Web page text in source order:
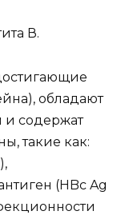
В.
обладают
и содержат
такие как:
(HBc Ag